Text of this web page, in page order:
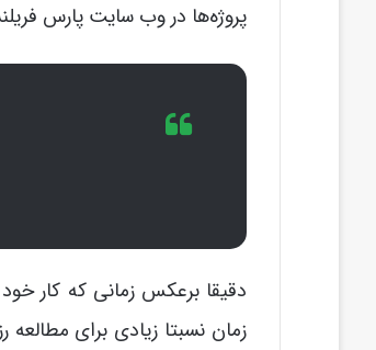
پروژه‌ها در وب سایت پارس
دقیقا برعکس زمانی که کار
زمان نسبتا زیادی برای مطالعه